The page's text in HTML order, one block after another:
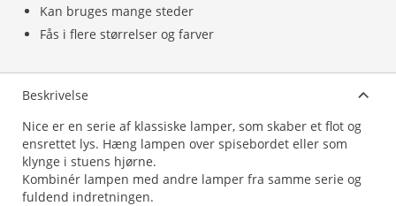
Kan bruges mange steder
Fås i flere størrelser og farver
Beskrivelse
Nice er en serie af klassiske lamper, som skaber et flot og
ensrettet lys. Hæng lampen over spisebordet eller som
klynge i stuens hjørne.
Kombinér lampen med andre lamper fra samme serie og
fuldend indretningen.